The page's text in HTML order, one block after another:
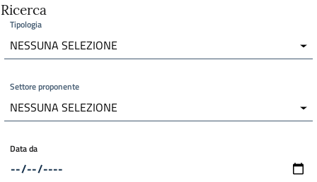
Ricerca
Tipologia
NESSUNA SELEZIONE
Settore proponente
NESSUNA SELEZIONE
Data da